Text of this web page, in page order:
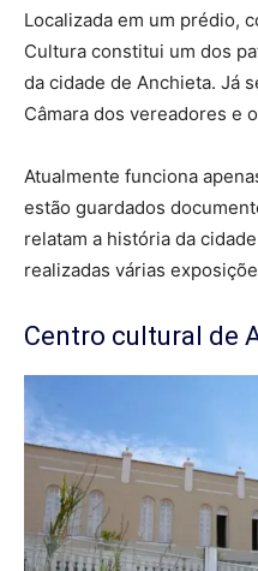
Localizada em um prédio,
Cultura constitui um dos
da cidade de Anchieta. Já
Câmara dos vereadores e
Atualmente funciona
estão guardados
relatam a história da
realizadas várias
Centro cultural de